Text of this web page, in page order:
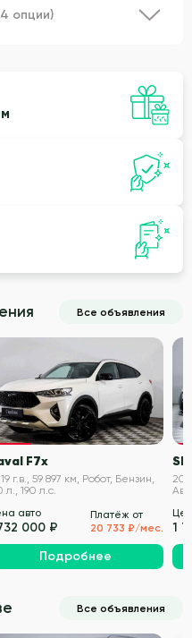
опции)
Все объявления
VIN проверен
F7x
г.в., 59 897 км, Робот, Бензин,
л., 190 л.с.
авто
000 ₽
Платёж от
20 733 ₽/мес.
Подробнее
1
Все объявления